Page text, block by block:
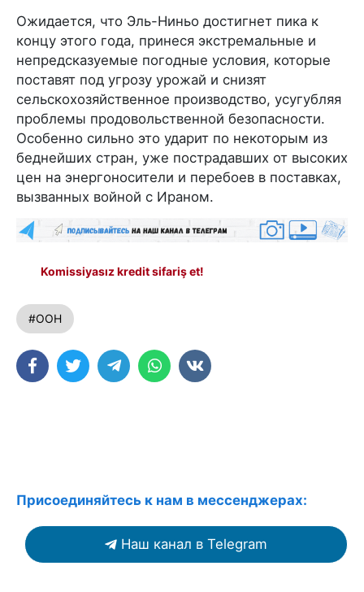
Ожидается, что Эль-Ниньо достигнет пика к
концу этого года, принеся экстремальные и
непредсказуемые погодные условия, которые
поставят под угрозу урожай и снизят
сельскохозяйственное производство, усугубляя
проблемы продовольственной безопасности.
Особенно сильно это ударит по некоторым из
беднейших стран, уже пострадавших от высоких
цен на энергоносители и перебоев в поставках,
вызванных войной с Ираном.
Komissiyasız kredit sifariş et!
#ООН
Присоединяйтесь к нам в мессенджерах:
Наш канал в Telegram